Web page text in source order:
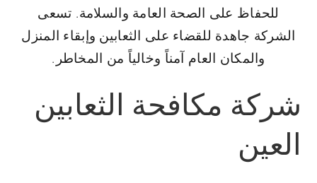
للحفاظ على الصحة العامة والسلامة. تسعى
الشركة جاهدة للقضاء على الثعابين وإبقاء المنزل
والمكان العام آمناً وخالياً من المخاطر.
شركة مكافحة الثعابين
العين